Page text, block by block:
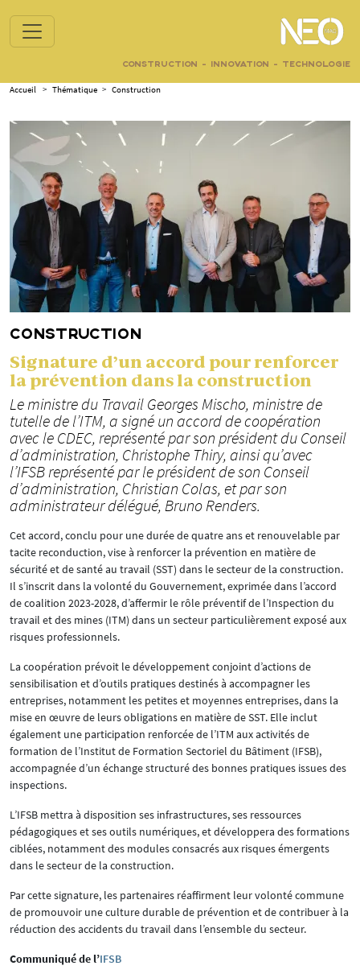
CONSTRUCTION - INNOVATION - TECHNOLOGIE
Accueil > Thématique > Construction
CONSTRUCTION
Signature d’un accord pour renforcer
la prévention dans la construction
Le ministre du Travail Georges Mischo, ministre de
tutelle de l’ITM, a signé un accord de coopération
avec le CDEC, représenté par son président du Conseil
d’administration, Christophe Thiry, ainsi qu’avec
l’IFSB représenté par le président de son Conseil
d’administration, Christian Colas, et par son
administrateur délégué, Bruno Renders.
Cet accord, conclu pour une durée de quatre ans et renouvelable par
tacite reconduction, vise à renforcer la prévention en matière de
sécurité et de santé au travail (SST) dans le secteur de la construction.
Il s’inscrit dans la volonté du Gouvernement, exprimée dans l’accord
de coalition 2023-2028, d’affermir le rôle préventif de l’Inspection du
travail et des mines (ITM) dans un secteur particulièrement exposé aux
risques professionnels.
La coopération prévoit le développement conjoint d’actions de
sensibilisation et d’outils pratiques destinés à accompagner les
entreprises, notamment les petites et moyennes entreprises, dans la
mise en œuvre de leurs obligations en matière de SST. Elle inclut
également une participation renforcée de l’ITM aux activités de
formation de l’Institut de Formation Sectoriel du Bâtiment (IFSB),
accompagnée d’un échange structuré des bonnes pratiques issues des
inspections.
L’IFSB mettra à disposition ses infrastructures, ses ressources
pédagogiques et ses outils numériques, et développera des formations
ciblées, notamment des modules consacrés aux risques émergents
dans le secteur de la construction.
Par cette signature, les partenaires réaffirment leur volonté commune
de promouvoir une culture durable de prévention et de contribuer à la
réduction des accidents du travail dans l’ensemble du secteur.
Communiqué de l’IFSB